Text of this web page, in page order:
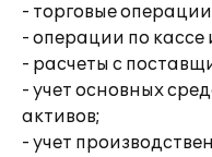
- торговые
- операции по кассе
- расчеты с
- учет основных
активов;
- учет